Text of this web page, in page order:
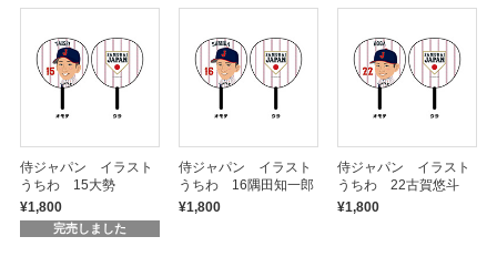
侍ジャパン イラスト
うちわ 15大勢
¥1,800
完売しました
侍ジャパン イラスト
うちわ 16隅田知一郎
¥1,800
侍ジャパン イラスト
うちわ 22古賀悠斗
¥1,800